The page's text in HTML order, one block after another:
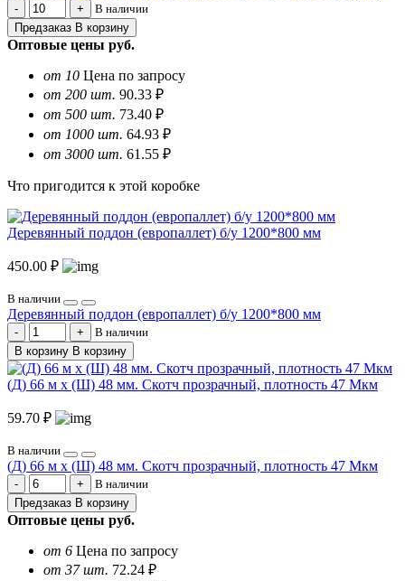
В наличии
Предзаказ В корзину
Оптовые цены руб.
от 10 Цена по запросу
от 200 шт. 90.33 ₽
от 500 шт. 73.40 ₽
от 1000 шт. 64.93 ₽
от 3000 шт. 61.55 ₽
Что пригодится к этой коробке
Деревянный поддон (европаллет) б/у 1200*800 мм
450.00 ₽
В наличии
Деревянный поддон (европаллет) б/у 1200*800 мм
В наличии
В корзину В корзину
(Д) 66 м х (Ш) 48 мм. Скотч прозрачный, плотность 47 Мкм
59.70 ₽
В наличии
(Д) 66 м х (Ш) 48 мм. Скотч прозрачный, плотность 47 Мкм
В наличии
Предзаказ В корзину
Оптовые цены руб.
от 6 Цена по запросу
от 37 шт. 72.24 ₽